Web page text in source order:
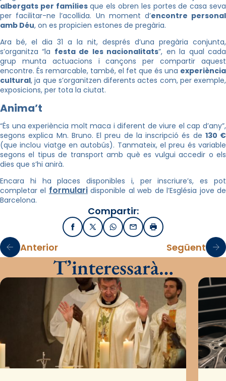
albergats per famíliesque els obren les portes de casa seva
per facilitar-ne l’acollida. Un moment d’encontre personal
amb Déu, on es propicien estones de pregària.
Ara bé, el dia 31 a la nit, després d’una pregària conjunta,
s’organitza “la festa de les nacionalitats”, en la qual cada
grup munta actuacions i cançons per compartir aquest
encontre. És remarcable, també, el fet que és una experiència
cultural, ja que s’organitzen diferents actes com, per exemple,
exposicions, per tota la ciutat.
Anima’t
“És una experiència molt maca i diferent de viure el cap d’any”,
segons explica Mn. Bruno. El preu de la inscripció és de 130 €
(que inclou viatge en autobús). Tanmateix, el preu és variable
segons el tipus de transport amb què es vulgui accedir o els
dies que s’hi anirà.
Encara hi ha places disponibles i, per inscriure’s, es pot
completar el formularidisponible al web de l’Església jove de
Barcelona.
Compartir:
FacebookX / TwitterWhatsApp
EmailImprimir
Anterior Següent
T’interessarà…